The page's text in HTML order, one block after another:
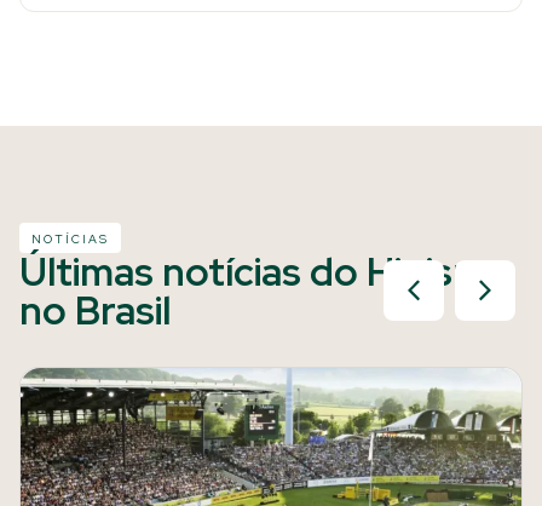
NOTÍCIAS
Últimas notícias do Hipismo
no Brasil